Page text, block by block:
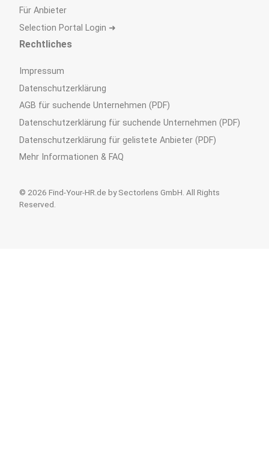
Für Anbieter
Selection Portal Login ➜
Rechtliches
Impressum
Datenschutzerklärung
AGB für suchende Unternehmen (PDF)
Datenschutzerklärung für suchende Unternehmen (PDF)
Datenschutzerklärung für gelistete Anbieter (PDF)
Mehr Informationen & FAQ
© 2026 Find-Your-HR.de by Sectorlens GmbH. All Rights
Reserved.